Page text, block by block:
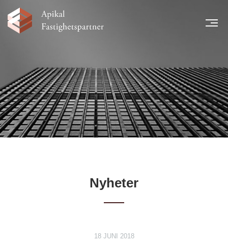
NYHETER
LÅNTAGARE
TEAM
LEGAL INFORMATION
FINANSIELL INFORMATION
Nyheter
18 JUNI 2018